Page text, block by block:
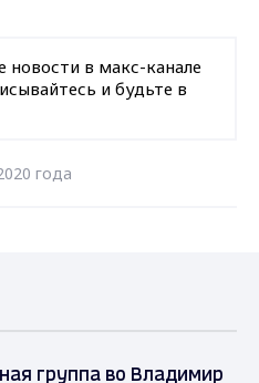
новости в макс-канале
и будьте в
года
группа во Владимир